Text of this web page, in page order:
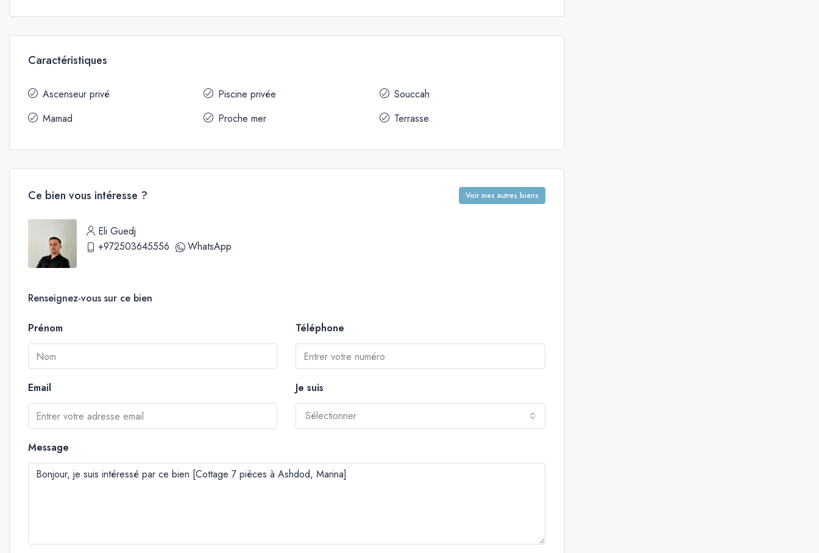
Caractéristiques
Ascenseur privé
Mamad
Piscine privée
Proche mer
Souccah
Terrasse
Ce bien vous intéresse ? Voir mes autres biens
Eli Guedj
+972503645556
WhatsApp
Renseignez-vous sur ce bien
Prénom Téléphone
Email
Je suis
Sélectionner
Message